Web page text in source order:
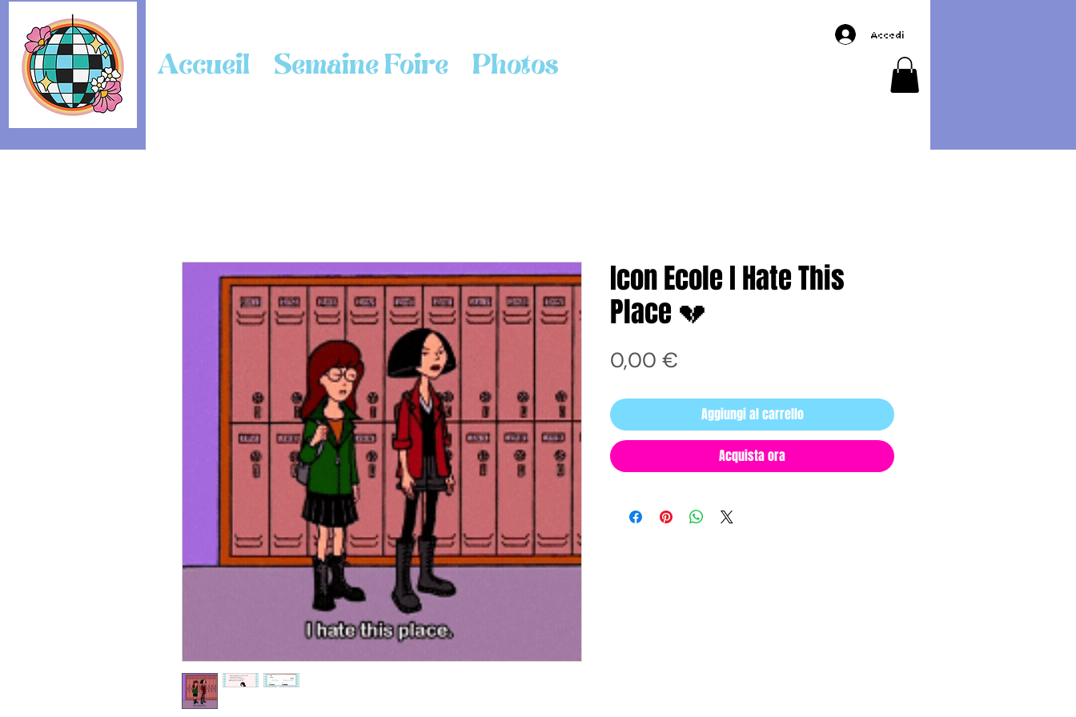
Accueil Semaine Foire Photos
Accedi
Icon Ecole I Hate This
Place 💔
0,00 €
Aggiungi al carrello
Acquista ora